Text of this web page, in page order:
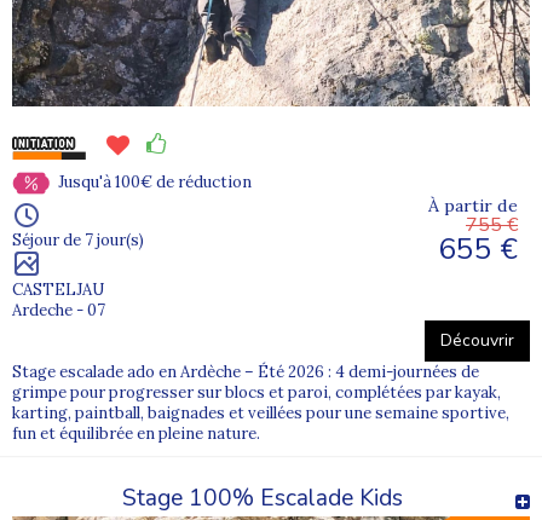
Les stages peuvent se dérouler en falaise ou sur des structures
adaptées.
Chaque environnement permet de découvrir différentes
approches de l’escalade et de varier les sensations.
Structures artificielles sécurisées
Ateliers techniques et progression
Adaptation au niveau de chacun
Activités complémentaires
En complément de l’escalade, les jeunes participent à d’autres
activités pour enrichir leur expérience :
Randonnées et découverte de la nature
Activités sportives variées
Jusqu'à 100€ de réduction
Séjour de 7 jour(s)
CASTELJAU
Ardeche - 07
À partir de
755 €
655 €
Découvrir
Stage escalade ado en Ardèche – Été 2026 : 4 demi-journées de
grimpe pour progresser sur blocs et paroi, complétées par kayak,
karting, paintball, baignades et veillées pour une semaine sportive,
fun et équilibrée en pleine nature.
Stage 100% Escalade Kids